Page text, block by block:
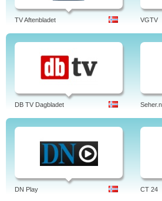
TV Aftenbladet VGTV
DB TV Dagbladet
DN Play CT 24